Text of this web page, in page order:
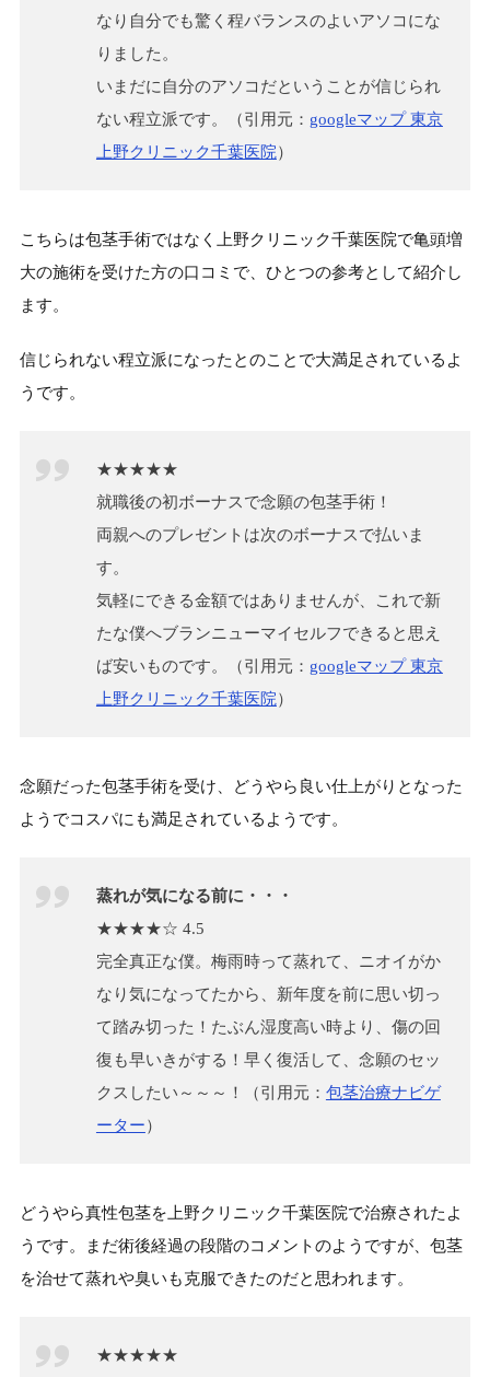
なり自分でも驚く程バランスのよいアソコにな
りました。
いまだに自分のアソコだということが信じられ
ない程立派です。（引用元： googleマップ 東京
上野クリニック千葉医院）
こちらは包茎手術ではなく上野クリニック千葉医院で亀頭増
大の施術を受けた方の口コミで、ひとつの参考として紹介し
ます。
信じられない程立派になったとのことで大満足されているよ
うです。
★★★★★
就職後の初ボーナスで念願の包茎手術！
両親へのプレゼントは次のボーナスで払いま
す。
気軽にできる金額ではありませんが、これで新
たな僕へブランニューマイセルフできると思え
ば安いものです。（引用元： googleマップ 東京
上野クリニック千葉医院）
念願だった包茎手術を受け、どうやら良い仕上がりとなった
ようでコスパにも満足されているようです。
蒸れが気になる前に・・・
★★★★☆ 4.5
完全真正な僕。梅雨時って蒸れて、ニオイがか
なり気になってたから、新年度を前に思い切っ
て踏み切った！たぶん湿度高い時より、傷の回
復も早いきがする！早く復活して、念願のセッ
クスしたい～～～！（引用元： 包茎治療ナビゲ
ーター）
どうやら真性包茎を上野クリニック千葉医院で治療されたよ
うです。まだ術後経過の段階のコメントのようですが、包茎
を治せて蒸れや臭いも克服できたのだと思われます。
★★★★★